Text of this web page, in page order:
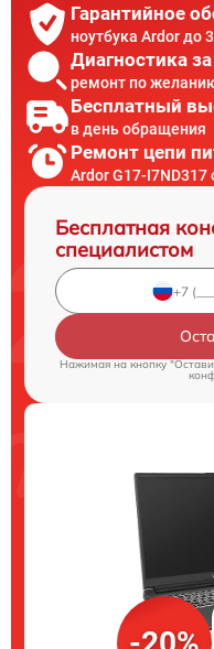
Гарантийное
ноутбука Ardor до
Диагностика
ремонт по
Бесплатный
в день обращения
Ремонт цепи
Ardor G17-I7ND317
Бесплатная
специалистом
Нажимая на кнопку